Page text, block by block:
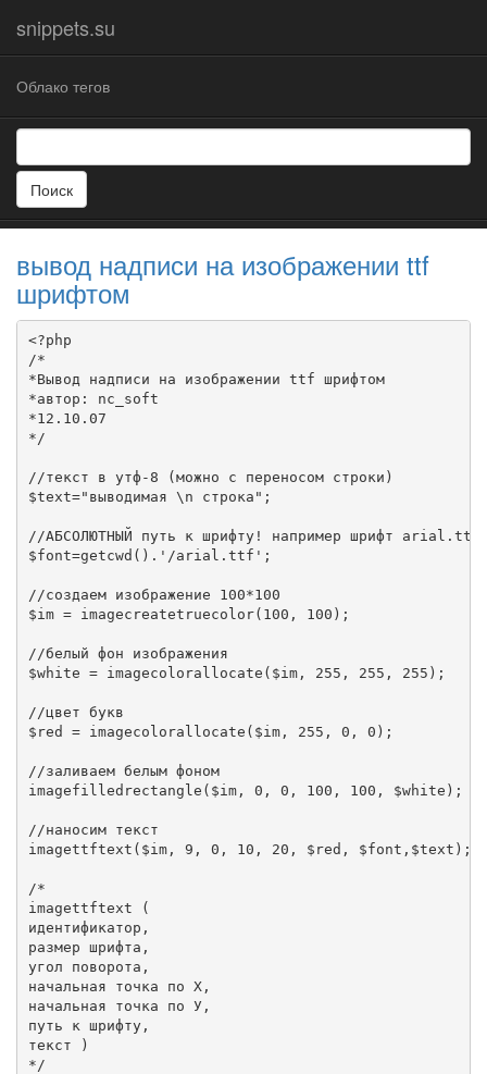
snippets.su
Облако тегов
Поиск
вывод надписи на изображении ttf
шрифтом
<?php
/*
*Вывод надписи на изображении ttf шрифтом
*автор: nc_soft
*12.10.07
*/
//текст в утф-8 (можно с переносом строки)
$text="выводимая \n строка";
//АБСОЛЮТНЫЙ путь к шрифту! например шрифт arial.ttf
$font=getcwd().'/arial.ttf';
//создаем изображение 100*100
$im = imagecreatetruecolor(100, 100);
//белый фон изображения
$white = imagecolorallocate($im, 255, 255, 255);
//цвет букв
$red = imagecolorallocate($im, 255, 0, 0);
//заливаем белым фоном
imagefilledrectangle($im, 0, 0, 100, 100, $white);
//наносим текст
imagettftext($im, 9, 0, 10, 20, $red, $font,$text);
/*
imagettftext (
идентификатор,
размер шрифта,
угол поворота,
начальная точка по Х,
начальная точка по У,
путь к шрифту,
текст )
*/